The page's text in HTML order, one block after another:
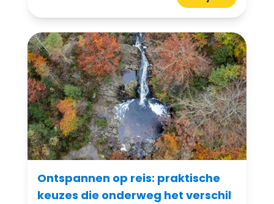
Ontspannen op reis: praktische
keuzes die onderweg het verschil